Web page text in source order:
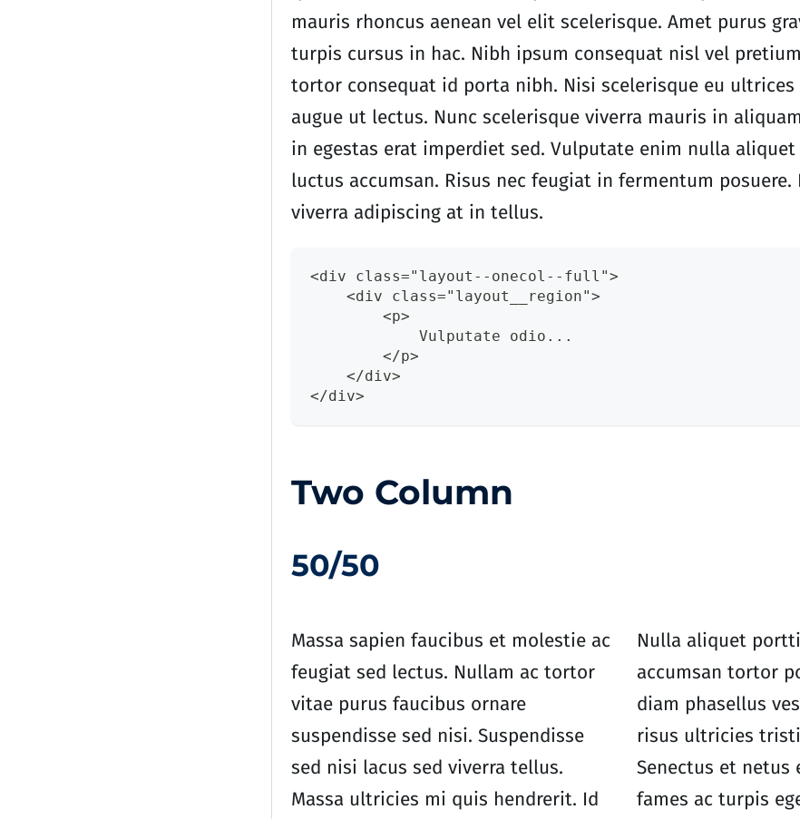
mauris rhoncus aenean vel elit scelerisque. Amet purus
turpis cursus in hac. Nibh ipsum consequat nisl vel
tortor consequat id porta nibh. Nisi scelerisque eu ultrices
augue ut lectus. Nunc scelerisque viverra mauris in
in egestas erat imperdiet sed. Vulputate enim nulla
luctus accumsan. Risus nec feugiat in fermentum
viverra adipiscing at in tellus.
<div class="layout--onecol--full">
    <div class="layout__region">
        <p>
            Vulputate odio...
        </p>
    </div>
</div>
Two Column
50/50
Massa sapien faucibus et molestie ac
feugiat sed lectus. Nullam ac tortor
vitae purus faucibus ornare
suspendisse sed nisi. Suspendisse
sed nisi lacus sed viverra tellus.
Massa ultricies mi quis hendrerit. Id
Nulla aliquet
accumsan tortor
diam phasellus
risus ultricies
Senectus et netus
fames ac turpis